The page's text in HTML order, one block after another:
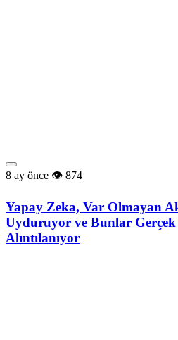
8 ay önce 874
Yapay Zeka, Var Olmayan
Uyduruyor ve Bunlar Gerçek
Alıntılanıyor